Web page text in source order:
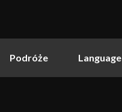
Podróże Language